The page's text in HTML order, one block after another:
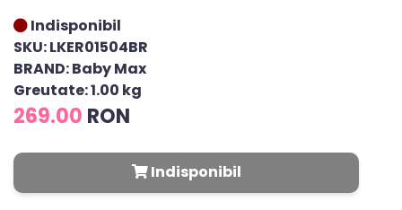
Indisponibil
SKU: LKER01504BR
BRAND: Baby Max
Greutate: 1.00 kg
269.00 RON
Indisponibil